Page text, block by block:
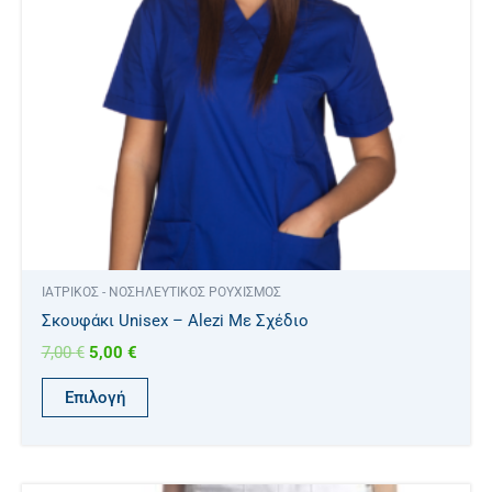
ΙΑΤΡΙΚΟΣ - ΝΟΣΗΛΕΥΤΙΚΟΣ ΡΟΥΧΙΣΜΟΣ
Σκουφάκι Unisex – Alezi Με Σχέδιο
7,00€ 5,00 €
Επιλογή
επιλογές
μπορούν
επιλεγούν
στη
σελίδα
του
προϊόντος